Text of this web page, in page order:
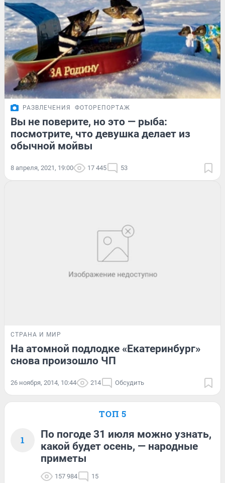
РАЗВЛЕЧЕНИЯ ФОТОРЕПОРТАЖ
Вы не поверите, но это — рыба:
посмотрите, что девушка делает из
обычной мойвы
8 апреля, 2021, 19:00 17 445 53
СТРАНА И МИР
На атомной подлодке «Екатеринбург»
снова произошло ЧП
26 ноября, 2014, 10:44 214 Обсудить
ТОП 5
1
По погоде 31 июля можно узнать,
какой будет осень, — народные
приметы
157 984 15